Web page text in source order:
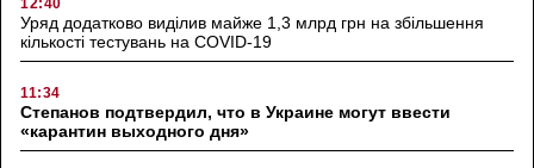
Уряд додатково виділив майже 1,3 млрд грн на збільшення
кількості тестувань на COVID-19
11:34
Степанов подтвердил, что в Украине могут ввести
«карантин выходного дня»